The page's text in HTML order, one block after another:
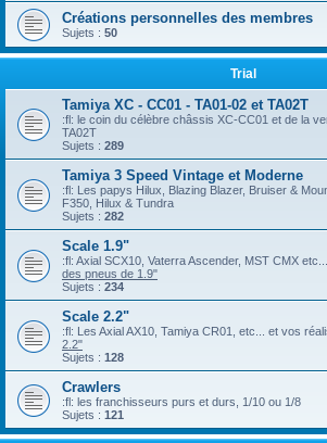
Créations personnelles des membres
Sujets : 50
Trial
Tamiya XC - CC01 - TA01-02 et TA02T
:fl: le coin du célèbre châssis XC-CC01 et de la
TA02T
Sujets : 289
Tamiya 3 Speed Vintage et Moderne
:fl: Les papys Hilux, Blazing Blazer, Bruiser &
F350, Hilux & Tundra
Sujets : 282
Scale 1.9"
:fl: Axial SCX10, Vaterra Ascender, MST CMX
des pneus de 1.9"
Sujets : 234
Scale 2.2"
:fl: Les Axial AX10, Tamiya CR01, etc... et vos
2.2"
Sujets : 128
Crawlers
:fl: les franchisseurs purs et durs, 1/10 ou 1/8
Sujets : 121